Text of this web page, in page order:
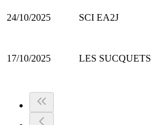
24/10/2025 SCI EA2J
17/10/2025 LES SUCQUETS